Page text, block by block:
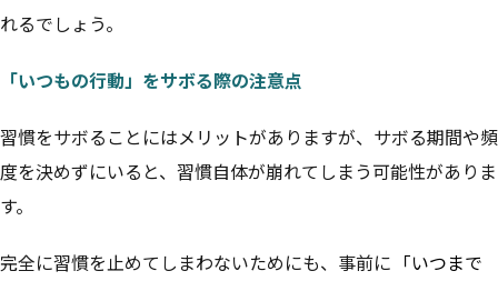
れるでしょう。
「いつもの行動」をサボる際の注意点
習慣をサボることにはメリットがありますが、サボる期間や頻
度を決めずにいると、習慣自体が崩れてしまう可能性がありま
す。
完全に習慣を止めてしまわないためにも、事前に 「いつまで